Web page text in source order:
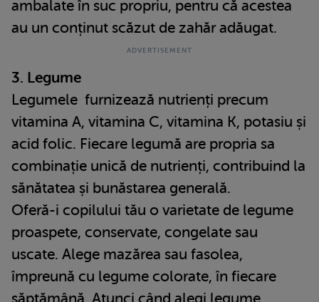
ambalate în suc propriu, pentru că acestea
au un conținut scăzut de zahăr adăugat.
3. Legume
Legumele furnizează nutrienți precum
vitamina A, vitamina C, vitamina K, potasiu și
acid folic. Fiecare legumă are propria sa
combinație unică de nutrienți, contribuind la
sănătatea și bunăstarea generală.
Oferă-i copilului tău o varietate de legume
proaspete, conservate, congelate sau
uscate. Alege mazărea sau fasolea,
împreună cu legume colorate, în fiecare
săptămână. Atunci când alegi legume